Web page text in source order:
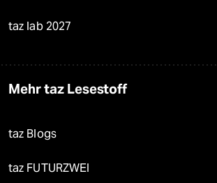
taz lab 2027
Mehr taz Lesestoff
taz Blogs
taz FUTURZWEI